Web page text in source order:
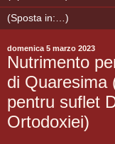
domenica 5 marzo 2023
Nutrimento
di Quaresima
pentru suflet
Ortodoxiei)